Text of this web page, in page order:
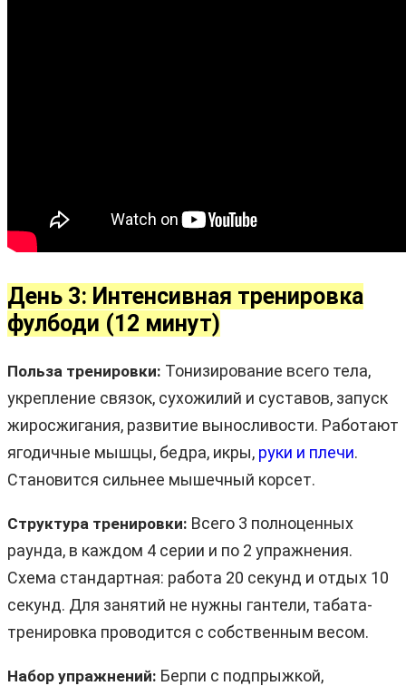
День 3: Интенсивная тренировка
фулбоди (12 минут)
Польза тренировки: Тонизирование всего тела,
укрепление связок, сухожилий и суставов, запуск
жиросжигания, развитие выносливости. Работают
ягодичные мышцы, бедра, икры, руки и плечи.
Становится сильнее мышечный корсет.
Структура тренировки: Всего 3 полноценных
раунда, в каждом 4 серии и по 2 упражнения.
Схема стандартная: работа 20 секунд и отдых 10
секунд. Для занятий не нужны гантели, табата-
тренировка проводится с собственным весом.
Набор упражнений: Берпи с подпрыжкой,